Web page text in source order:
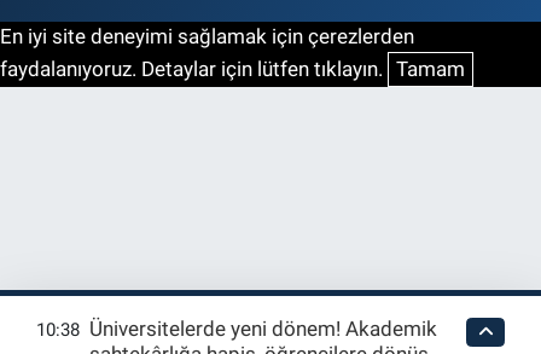
En iyi site deneyimi sağlamak için çerezlerden
faydalanıyoruz. Detaylar için lütfen tıklayın. Tamam
10:38 Üniversitelerde yeni dönem! Akademik